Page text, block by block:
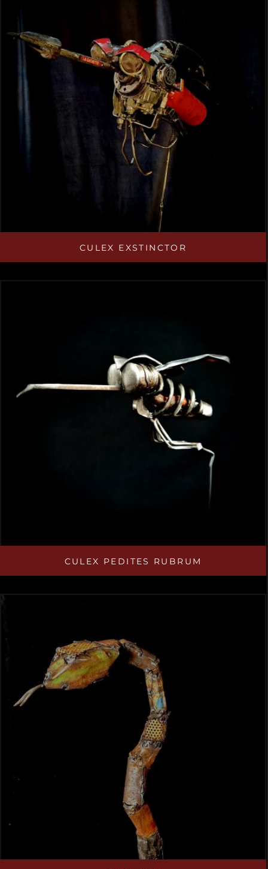
CULEX EXSTINCTOR
CULEX PEDITES RUBRUM